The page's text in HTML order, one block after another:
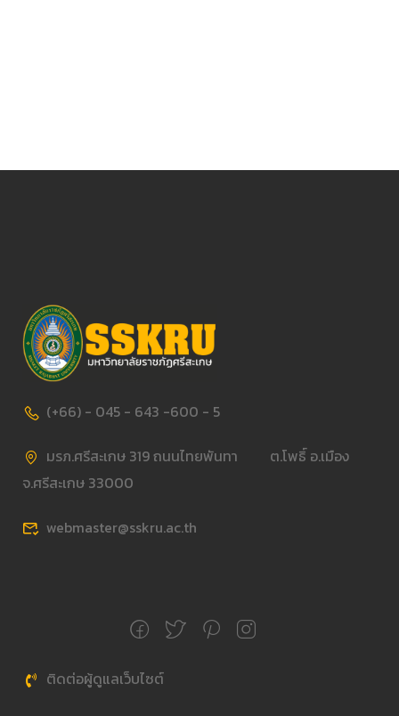
(+66) - 045 - 643 -600 - 5
มรภ.ศรีสะเกษ 319 ถนนไทยพันทา ต.โพธิ์ อ.เมือง
จ.ศรีสะเกษ 33000
webmaster@sskru.ac.th
ติดต่อผู้ดูแลเว็บไซต์